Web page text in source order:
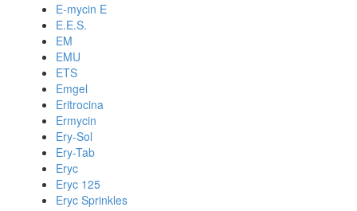
E-mycin E
E.E.S.
EM
EMU
ETS
Emgel
Eritrocina
Ermycin
Ery-Sol
Ery-Tab
Eryc
Eryc 125
Eryc Sprinkles